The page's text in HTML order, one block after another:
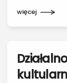
więcej